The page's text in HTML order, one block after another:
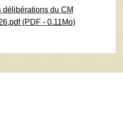
délibérations du CM
(PDF - 0.11Mo)